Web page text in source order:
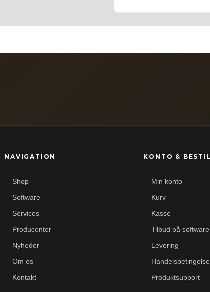
NAVIGATION
Shop
Software
Services
Producenter
Nyheder
Om os
Kontakt
KONTO &
Min konto
Kurv
Kasse
Tilbud på software
Levering
Produktsupport